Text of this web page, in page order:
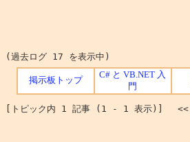
(過去ログ 17 を表示中)
掲示板トップ
C# と VB.NET 入
門
[トピック内 1 記事 (1 - 1 表示)] <<